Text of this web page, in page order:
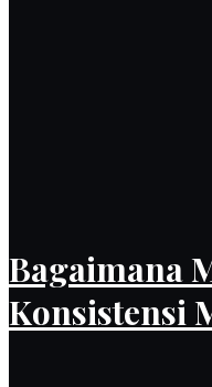
Bagaimana
Konsistensi